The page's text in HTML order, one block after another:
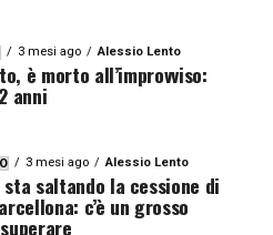
3 mesi ago Alessio Lento
è morto all’improvviso:
anni
3 mesi ago Alessio Lento
sta saltando la cessione di
c’è un grosso